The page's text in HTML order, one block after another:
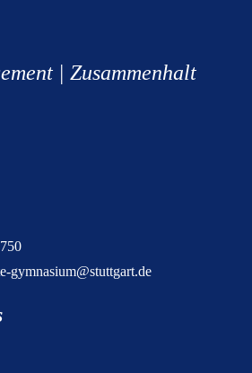
| Zusammenhalt
gymnasium@stuttgart.de